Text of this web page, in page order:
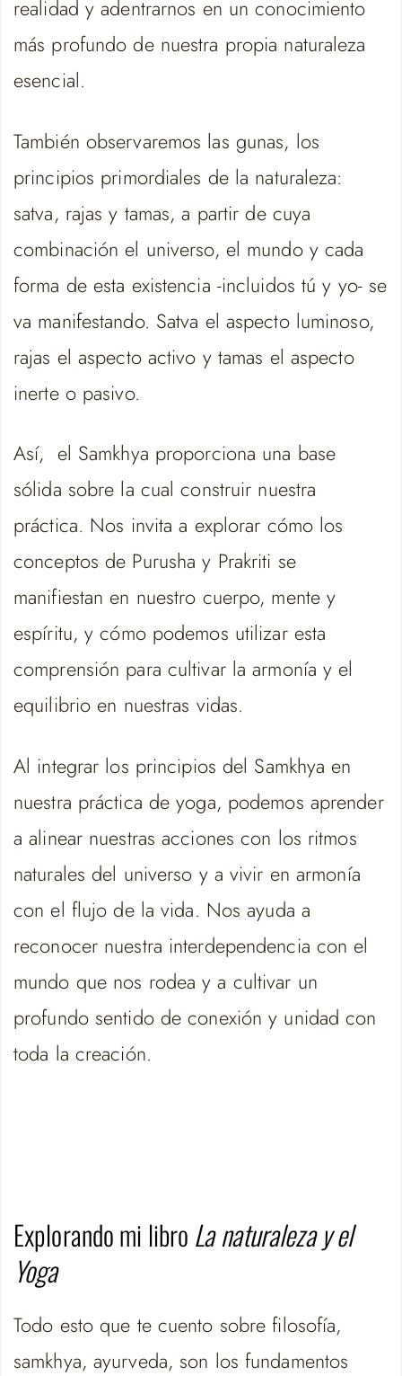
realidad y adentrarnos en un conocimiento
más profundo de nuestra propia naturaleza
esencial.
También observaremos las gunas, los
principios primordiales de la naturaleza:
satva, rajas y tamas, a partir de cuya
combinación el universo, el mundo y cada
forma de esta existencia -incluidos tú y yo- se
va manifestando. Satva el aspecto luminoso,
rajas el aspecto activo y tamas el aspecto
inerte o pasivo.
Así, el Samkhya proporciona una base
sólida sobre la cual construir nuestra
práctica. Nos invita a explorar cómo los
conceptos de Purusha y Prakriti se
manifiestan en nuestro cuerpo, mente y
espíritu, y cómo podemos utilizar esta
comprensión para cultivar la armonía y el
equilibrio en nuestras vidas.
Al integrar los principios del Samkhya en
nuestra práctica de yoga, podemos aprender
a alinear nuestras acciones con los ritmos
naturales del universo y a vivir en armonía
con el flujo de la vida. Nos ayuda a
reconocer nuestra interdependencia con el
mundo que nos rodea y a cultivar un
profundo sentido de conexión y unidad con
toda la creación.
Explorando mi libro La naturaleza y el
Yoga
Todo esto que te cuento sobre filosofía,
samkhya, ayurveda, son los fundamentos